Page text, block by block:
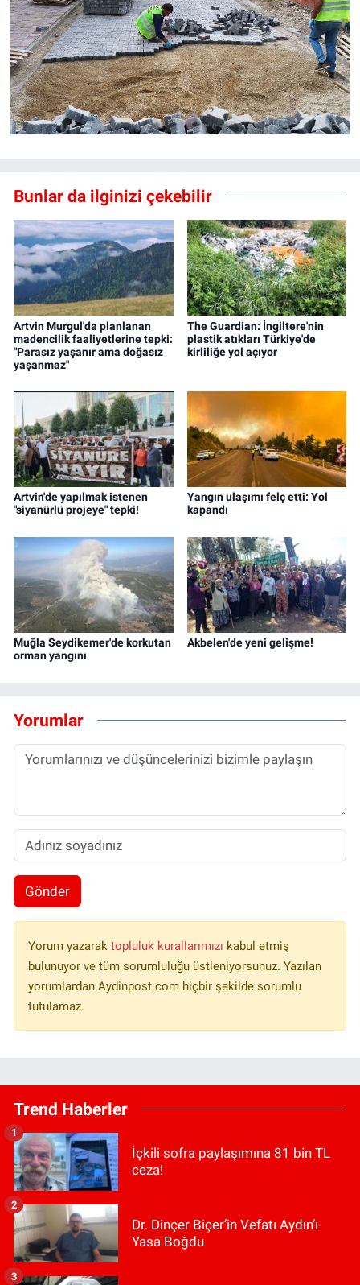
Bunlar da ilginizi çekebilir
Artvin Murgul'da planlanan
madencilik faaliyetlerine tepki:
"Parasız yaşanır ama doğasız
yaşanmaz"
The Guardian: İngiltere'nin
plastik atıkları Türkiye'de
kirliliğe yol açıyor
Artvin'de yapılmak istenen
"siyanürlü projeye" tepki!
Yangın ulaşımı felç etti: Yol
kapandı
Muğla Seydikemer'de korkutan
orman yangını
Akbelen'de yeni gelişme!
Yorumlar
Gönder
Yorum yazarak topluluk kurallarımızı kabul etmiş
bulunuyor ve tüm sorumluluğu üstleniyorsunuz. Yazılan
yorumlardan Aydinpost.com hiçbir şekilde sorumlu
tutulamaz.
Trend Haberler
İçkili sofra paylaşımına 81 bin TL
ceza!
1
Dr. Dinçer Biçer’in Vefatı Aydın’ı
Yasa Boğdu
2
3